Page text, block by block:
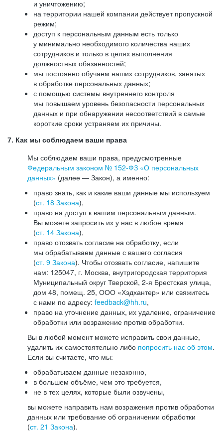
и уничтожению;
на территории нашей компании действует пропускной
режим;
доступ к персональным данным есть только
у минимально необходимого количества наших
сотрудников и только в целях выполнения
должностных обязанностей;
мы постоянно обучаем наших сотрудников, занятых
в обработке персональных данных;
с помощью системы внутреннего контроля
мы повышаем уровень безопасности персональных
данных и при обнаружении несоответствий в самые
короткие сроки устраняем их причины.
7. Как мы соблюдаем ваши права
Мы соблюдаем ваши права, предусмотренные
Федеральным законом № 152-ФЗ «О персональных
данных» (далее — Закон), а именно:
право знать, как и какие ваши данные мы используем
(ст. 18 Закона),
право на доступ к вашим персональным данным.
Вы можете запросить их у нас в любое время
(ст. 14 Закона),
право отозвать согласие на обработку, если
мы обрабатываем данные с вашего согласия
(ст. 9 Закона). Чтобы отозвать согласие, напишите
нам: 125047, г. Москва, внутригородская территория
Муниципальный округ Тверской, 2-я Брестская улица,
дом 48, помещ. 25, ООО «Хэдхантер» или свяжитесь
с нами по адресу: feedback@hh.ru,
право на уточнение данных, их удаление, ограничение
обработки или возражение против обработки.
Вы в любой момент можете исправить свои данные,
удалить их самостоятельно либо попросить нас об этом.
Если вы считаете, что мы:
обрабатываем данные незаконно,
в большем объёме, чем это требуется,
не в тех целях, которые были озвучены,
вы можете направить нам возражения против обработки
данных или требование об ограничении обработки
(ст. 21 Закона).